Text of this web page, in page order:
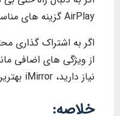
AirPlay گزینه های مناسبی هستند.
اگر به اشتراک گذاری
از ویژگی های اضافی
نیاز دارید، iMirror بهترین انتخاب است.
خلاصه: